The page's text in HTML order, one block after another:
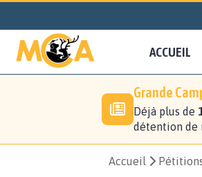
ACCUEIL
Grande
Déjà plus de
détention de
Accueil